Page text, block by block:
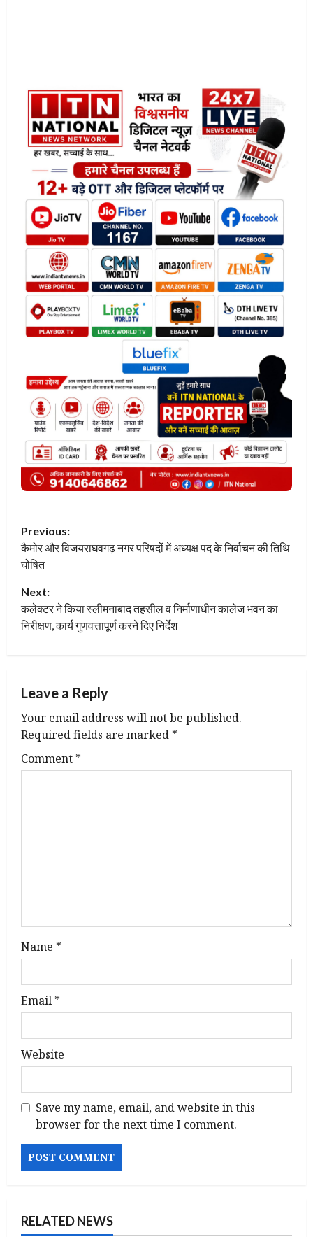
P
o
s
t
v
i
g
Previous:
कैमोर और विजयराघवगढ़ नगर परिषदों में अध्यक्ष पद के निर्वाचन की तिथि
घोषित
Next:
कलेक्टर ने किया स्लीमनाबाद तहसील व निर्माणाधीन कालेज भवन का
निरीक्षण, कार्य गुणवत्तापूर्ण करने दिए निर्देश
Leave a Reply
Your email address will not be published.
Required fields are marked *
Comment *
Name *
Email *
Website
Save my name, email, and website in this
browser for the next time I comment.
RELATED NEWS